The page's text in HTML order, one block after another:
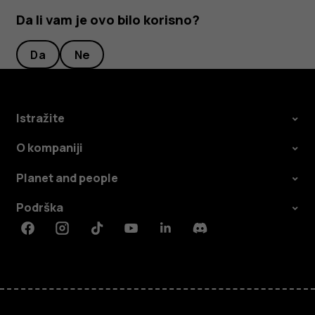
Da li vam je ovo bilo korisno?
Da Ne
Istražite
O kompaniji
Planet and people
Podrška
FacebookInstagramTiktokYoutubeLinkedinDiscord